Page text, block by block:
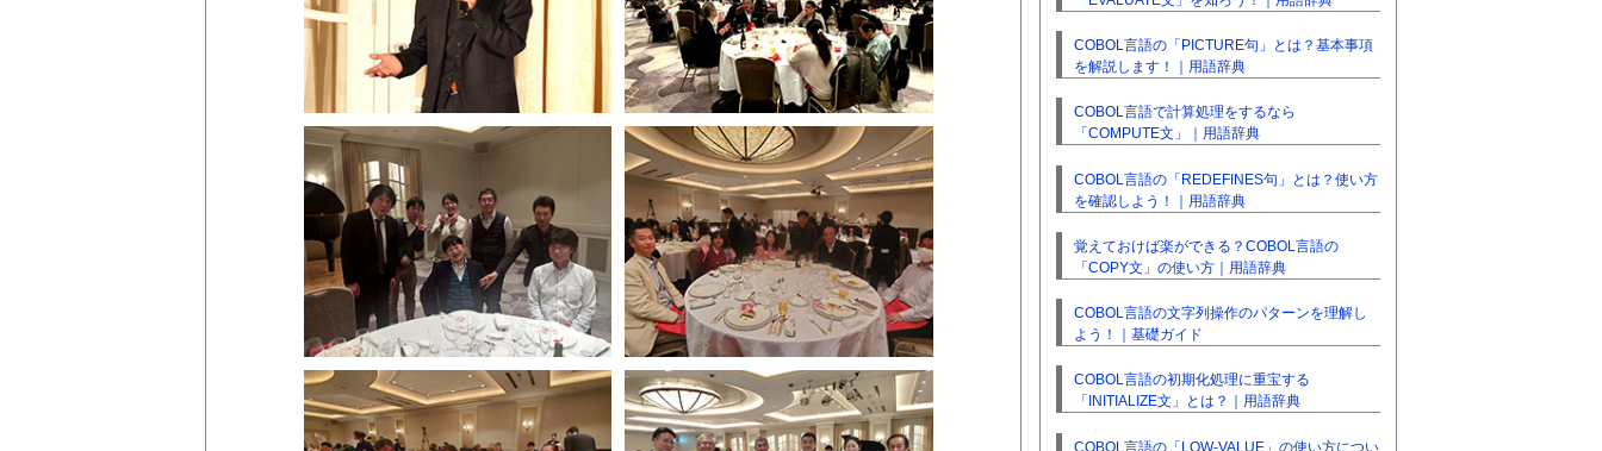
COBOL言語の「PICTURE句」とは？基本事項
を解説します！｜用語辞典
COBOL言語で計算処理をするなら
「COMPUTE文」｜用語辞典
COBOL言語の「REDEFINES句」とは？使い方
を確認しよう！｜用語辞典
覚えておけば楽ができる？COBOL言語の
「COPY文」の使い方｜用語辞典
COBOL言語の文字列操作のパターンを理解し
よう！｜基礎ガイド
COBOL言語の初期化処理に重宝する
「INITIALIZE文」とは？｜用語辞典
COBOL言語の「LOW-VALUE」の使い方につい